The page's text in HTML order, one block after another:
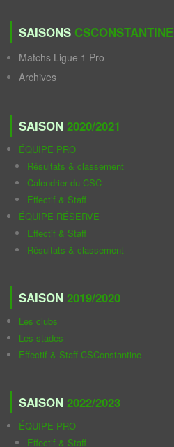
SAISONS CSCONSTANTINE
Matchs Ligue 1 Pro
Archives
SAISON 2020/2021
ÉQUIPE PRO
Résultats & classement
Calendrier du CSC
Effectif & Staff
ÉQUIPE RÉSERVE
Effectif & Staff
Résultats & classement
SAISON 2019/2020
Les clubs
Les stades
Effectif & Staff CSConstantine
SAISON 2022/2023
ÉQUIPE PRO
Effectif & Staff